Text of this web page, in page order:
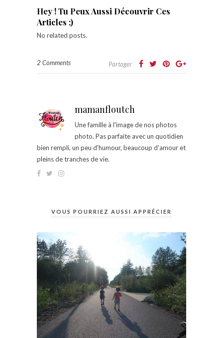
Hey ! Tu Peux Aussi Découvrir Ces
Articles ;)
No related posts.
2 Comments Partager
mamanfloutch
Une famille à l'image de nos photos
photo. Pas parfaite avec un quotidien
bien rempli, un peu d'humour, beaucoup d'amour et
pleins de tranches de vie.
VOUS POURRIEZ AUSSI APPRÉCIER